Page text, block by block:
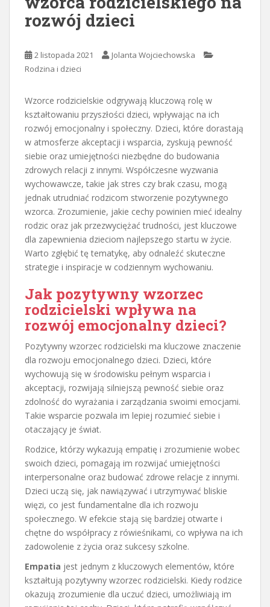
rozwój dzieci
2 listopada 2021
Jolanta Wojciechowska
Rodzina i dzieci
Wzorce rodzicielskie odgrywają kluczową rolę w
kształtowaniu przyszłości dzieci, wpływając na ich
rozwój emocjonalny i społeczny. Dzieci, które dorastają
w atmosferze akceptacji i wsparcia, zyskują pewność
siebie oraz umiejętności niezbędne do budowania
zdrowych relacji z innymi. Współczesne wyzwania
wychowawcze, takie jak stres czy brak czasu, mogą
jednak utrudniać rodzicom stworzenie pozytywnego
wzorca. Zrozumienie, jakie cechy powinien mieć idealny
rodzic oraz jak przezwyciężać trudności, jest kluczowe
dla zapewnienia dzieciom najlepszego startu w życie.
Warto zgłębić tę tematykę, aby odnaleźć skuteczne
strategie i inspiracje w codziennym wychowaniu.
Jak pozytywny wzorzec
rodzicielski wpływa na
rozwój emocjonalny dzieci?
Pozytywny wzorzec rodzicielski ma kluczowe znaczenie
dla rozwoju emocjonalnego dzieci. Dzieci, które
wychowują się w środowisku pełnym wsparcia i
akceptacji, rozwijają silniejszą pewność siebie oraz
zdolność do wyrażania i zarządzania swoimi emocjami.
Takie wsparcie pozwala im lepiej rozumieć siebie i
otaczający je świat.
Rodzice, którzy wykazują empatię i zrozumienie wobec
swoich dzieci, pomagają im rozwijać umiejętności
interpersonalne oraz budować zdrowe relacje z innymi.
Dzieci uczą się, jak nawiązywać i utrzymywać bliskie
więzi, co jest fundamentalne dla ich rozwoju
społecznego. W efekcie stają się bardziej otwarte i
chętne do współpracy z rówieśnikami, co wpływa na ich
zadowolenie z życia oraz sukcesy szkolne.
Empatia jest jednym z kluczowych elementów, które
kształtują pozytywny wzorzec rodzicielski. Kiedy rodzice
okazują zrozumienie dla uczuć dzieci, umożliwiają im